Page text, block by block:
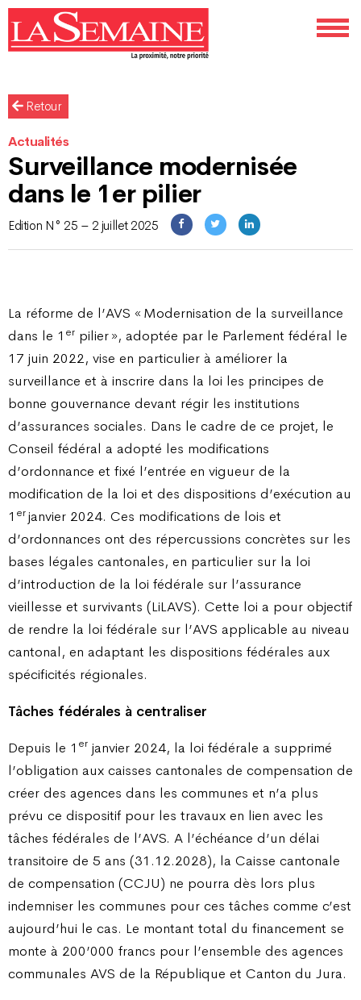
Retour
Actualités
Surveillance modernisée
dans le 1er pilier
Edition N° 25 – 2 juillet 2025
La réforme de l’AVS « Modernisation de la surveillance
dans le 1 er pilier », adoptée par le Parlement fédéral le
17 juin 2022, vise en particulier à améliorer la
surveillance et à inscrire dans la loi les principes de
bonne gouvernance devant régir les institutions
d’assurances sociales. Dans le cadre de ce projet, le
Conseil fédéral a adopté les modifications
d’ordonnance et fixé l’entrée en vigueur de la
modification de la loi et des dispositions d’exécution au
1 erjanvier 2024. Ces modifications de lois et
d’ordonnances ont des répercussions concrètes sur les
bases légales cantonales, en particulier sur la loi
d’introduction de la loi fédérale sur l’assurance
vieillesse et survivants (LiLAVS). Cette loi a pour objectif
de rendre la loi fédérale sur l’AVS applicable au niveau
cantonal, en adaptant les dispositions fédérales aux
spécificités régionales.
Tâches fédérales à centraliser
Depuis le 1 er janvier 2024, la loi fédérale a supprimé
l’obligation aux caisses cantonales de compensation de
créer des agences dans les communes et n’a plus
prévu ce dispositif pour les travaux en lien avec les
tâches fédérales de l’AVS. A l’échéance d’un délai
transitoire de 5 ans (31.12.2028), la Caisse cantonale
de compensation (CCJU) ne pourra dès lors plus
indemniser les communes pour ces tâches comme c’est
aujourd’hui le cas. Le montant total du financement se
monte à 200’000 francs pour l’ensemble des agences
communales AVS de la République et Canton du Jura.